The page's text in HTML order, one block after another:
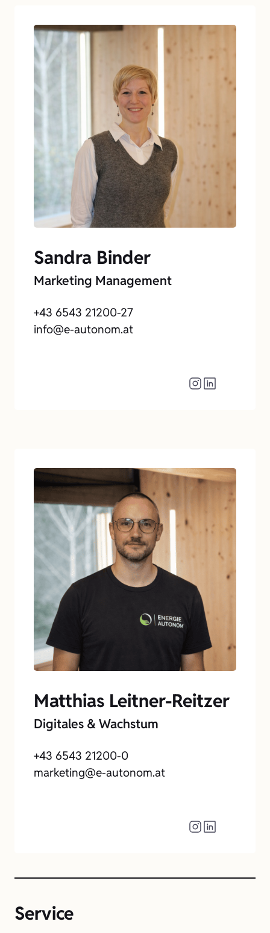
Sandra Binder
Marketing Management
+43 6543 21200-27
info@e-autonom.at
Matthias Leitner-Reitzer
Digitales & Wachstum
+43 6543 21200-0
marketing@e-autonom.at
Service